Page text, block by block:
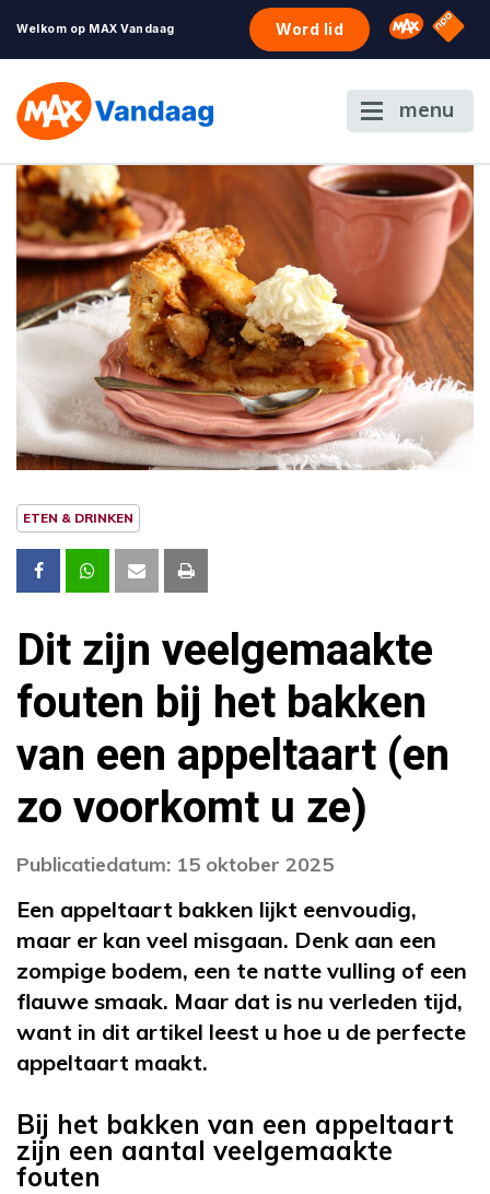
Welkom op MAX Vandaag Word lid Omroep
NPO
menu
ETEN & DRINKEN
Dit zijn veelgemaakte
fouten bij het bakken
van een appeltaart (en
zo voorkomt u ze)
Publicatiedatum: 15 oktober 2025
Een appeltaart bakken lijkt eenvoudig,
maar er kan veel misgaan. Denk aan een
zompige bodem, een te natte vulling of een
flauwe smaak. Maar dat is nu verleden tijd,
want in dit artikel leest u hoe u de perfecte
appeltaart maakt.
Bij het bakken van een appeltaart
zijn een aantal veelgemaakte
fouten